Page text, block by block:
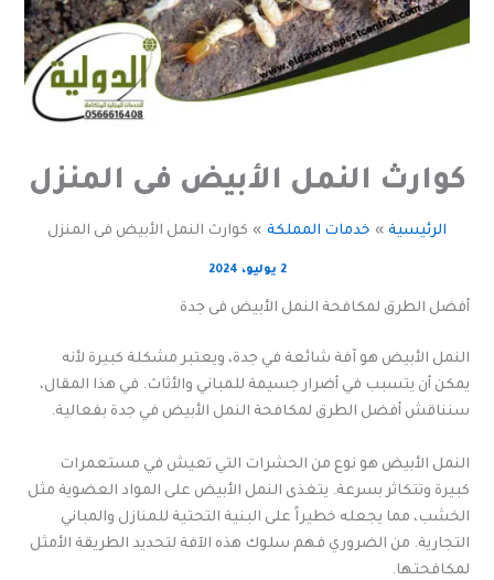
كوارث النمل الأبيض فى المنزل
الرئيسية خدمات المملكة كوارث النمل الأبيض فى المنزل
2 يوليو، 2024
أفضل الطرق لمكافحة النمل الأبيض فى جدة
النمل الأبيض هو آفة شائعة في جدة، ويعتبر مشكلة كبيرة لأنه
يمكن أن يتسبب في أضرار جسيمة للمباني والأثاث. في هذا المقال،
سنناقش أفضل الطرق لمكافحة النمل الأبيض في جدة بفعالية.
النمل الأبيض هو نوع من الحشرات التي تعيش في مستعمرات
كبيرة وتتكاثر بسرعة. يتغذى النمل الأبيض على المواد العضوية مثل
الخشب، مما يجعله خطيراً على البنية التحتية للمنازل والمباني
التجارية. من الضروري فهم سلوك هذه الآفة لتحديد الطريقة الأمثل
لمكافحتها.